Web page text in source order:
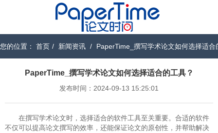
您的位置： 首页 / 新闻资讯 / PaperTime_撰写学术论文如何选择适合
PaperTime_撰写学术论文如何选择适合的工具？
发布时间：2024-09-13 15:25:01
在撰写学术论文时，选择适合的软件工具至关重要。合适的软件
不仅可以提高论文撰写的效率，还能保证论文的原创性，并帮助解决